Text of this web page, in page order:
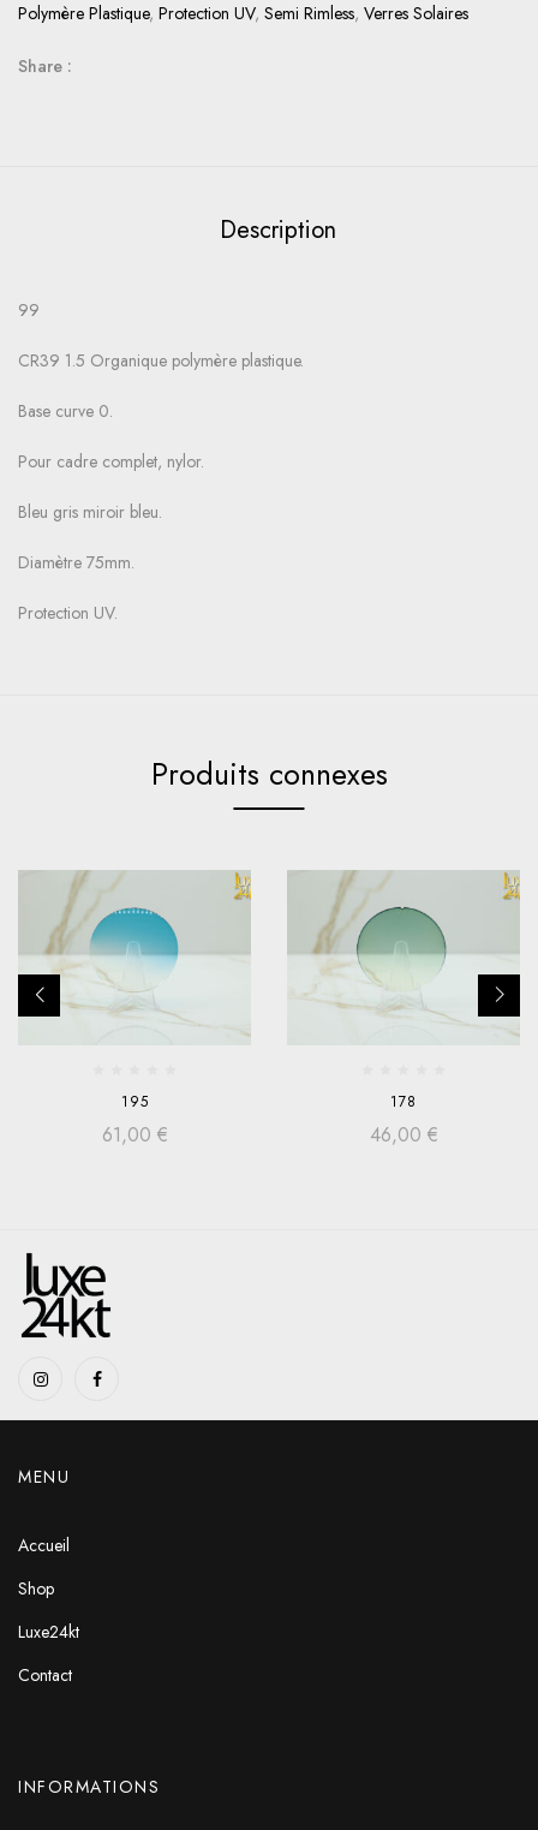
Polymère Plastique, Protection UV, Semi Rimless, Verres Solaires
Share :
Description
99
CR39 1.5 Organique polymère plastique.
Base curve 0.
Pour cadre complet, nylor.
Bleu gris miroir bleu.
Diamètre 75mm.
Protection UV.
Produits connexes
195
61,00 €
178
46,00 €
MENU
Accueil
Shop
Luxe24kt
Contact
INFORMATIONS